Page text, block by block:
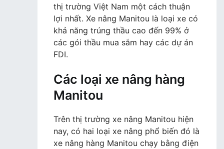
thị trường Việt Nam một cách thuận
lợi nhất. Xe nâng Manitou là loại xe có
khả năng trúng thầu cao đến 99% ở
các gói thầu mua sắm hay các dự án
FDI.
Các loại xe nâng hàng
Manitou
Trên thị trường xe nâng Manitou hiện
nay, có hai loại xe nâng phổ biến đó là
xe nâng hàng Manitou chạy bằng điện